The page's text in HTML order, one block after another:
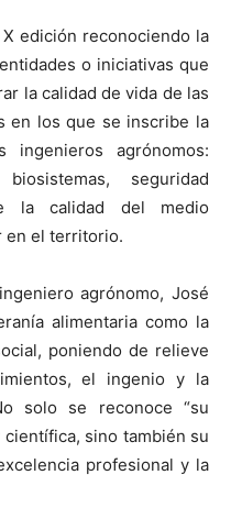
edición reconociendo la
o iniciativas que
la calidad de vida de las
en los que se inscribe la
ingenieros agrónomos:
seguridad
la calidad del medio
en el territorio.
agrónomo, José
alimentaria como la
poniendo de relieve
el ingenio y la
solo se reconoce “su
sino también su
profesional y la